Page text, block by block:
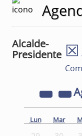
Alcalde-
Presidente ☒
Lun Mar